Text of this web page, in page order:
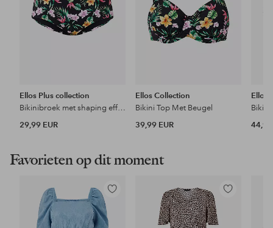
Ellos Plus collection
Bikinibroek met shaping effect
29,99 EUR
Ellos Collection
Bikini Top Met Beugel
39,99 EUR
Ellos
Bikini
44,99
Favorieten op dit moment
Toevoegen
aan
favorieten
Toevoegen